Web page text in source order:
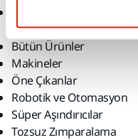
Malzemeler
Bütün Ürünler
Makineler
Öne Çıkanlar
Robotik ve Otomasyon
Süper Aşındırıcılar
Tozsuz Zımparalama